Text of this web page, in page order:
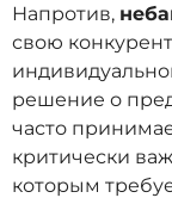
Напротив,
свою
решение о
часто
критически
которым